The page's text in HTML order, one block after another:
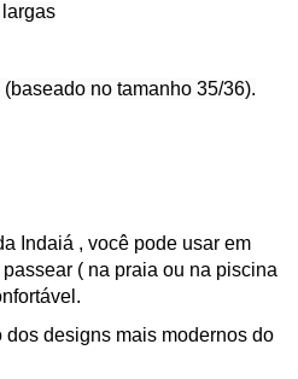
no tamanho 35/36).
Indaiá , você pode usar em
( na praia ou na piscina
dos designs mais modernos do